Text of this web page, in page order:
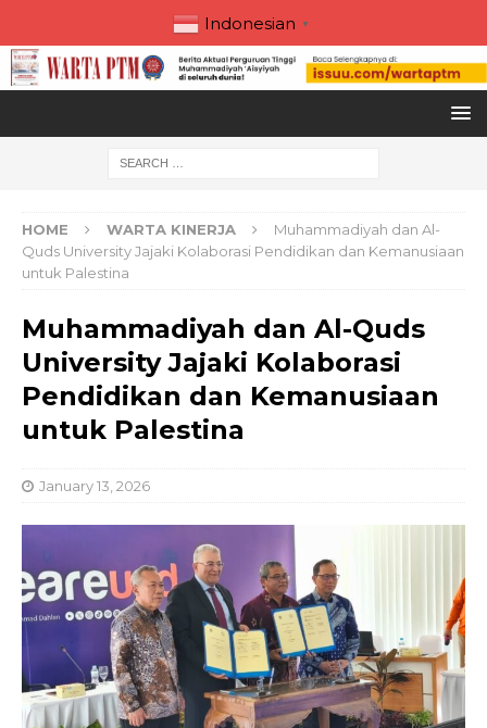
Indonesian ▼
HOME WARTA KINERJA
Muhammadiyah dan Al-
Quds University Jajaki Kolaborasi Pendidikan dan Kemanusiaan
untuk Palestina
Muhammadiyah dan Al-Quds
University Jajaki Kolaborasi
Pendidikan dan Kemanusiaan
untuk Palestina
January 13, 2026